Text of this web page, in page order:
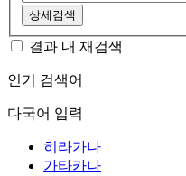
상세검색
결과 내 재검색
인기 검색어
다국어 입력
히라가나
가타카나